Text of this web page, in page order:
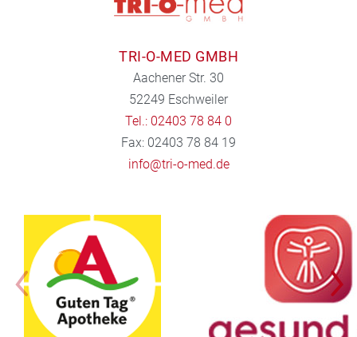
TRI-O-MED GMBH
Aachener Str. 30
52249 Eschweiler
Tel.: 02403 78 84 0
Fax: 02403 78 84 19
info@tri-o-med.de